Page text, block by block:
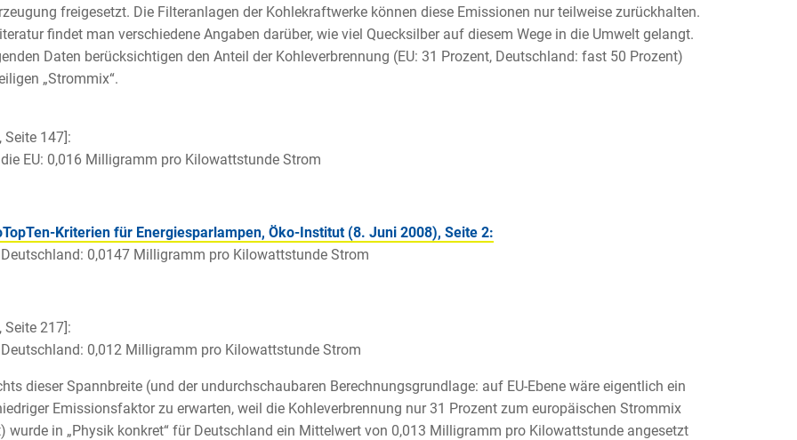
freigesetzt. Die Filteranlagen der Kohlekraftwerke können diese Emissionen nur teilweise zurückhalten.
findet man verschiedene Angaben darüber, wie viel Quecksilber auf diesem Wege in die Umwelt gelangt.
Daten berücksichtigen den Anteil der Kohleverbrennung (EU: 31 Prozent, Deutschland: fast 50 Prozent)
„Strommix“.
Seite 147]:
EU: 0,016 Milligramm pro Kilowattstunde Strom
Kriterien für Energiesparlampen, Öko-Institut (8. Juni 2008), Seite 2:
0,0147 Milligramm pro Kilowattstunde Strom
Seite 217]:
0,012 Milligramm pro Kilowattstunde Strom
dieser Spannbreite (und der undurchschaubaren Berechnungsgrundlage: auf EU-Ebene wäre eigentlich ein
Emissionsfaktor zu erwarten, weil die Kohleverbrennung nur 31 Prozent zum europäischen Strommix
wurde in „Physik konkret“ für Deutschland ein Mittelwert von 0,013 Milligramm pro Kilowattstunde angesetzt